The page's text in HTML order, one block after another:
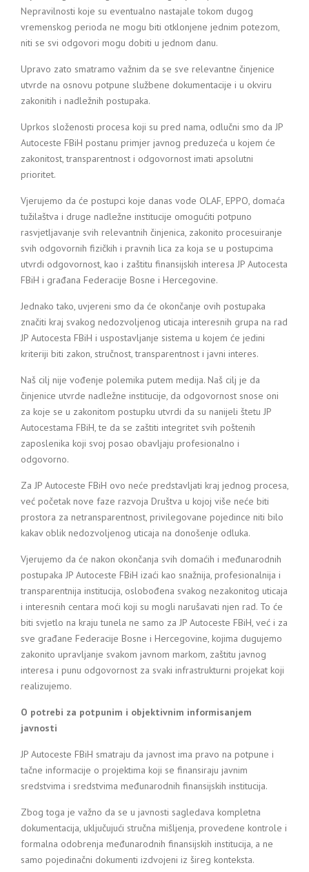
Nepravilnosti koje su eventualno nastajale tokom dugog
vremenskog perioda ne mogu biti otklonjene jednim potezom,
niti se svi odgovori mogu dobiti u jednom danu.
Upravo zato smatramo važnim da se sve relevantne činjenice
utvrde na osnovu potpune službene dokumentacije i u okviru
zakonitih i nadležnih postupaka.
Uprkos složenosti procesa koji su pred nama, odlučni smo da JP
Autoceste FBiH postanu primjer javnog preduzeća u kojem će
zakonitost, transparentnost i odgovornost imati apsolutni
prioritet.
Vjerujemo da će postupci koje danas vode OLAF, EPPO, domaća
tužilaštva i druge nadležne institucije omogućiti potpuno
rasvjetljavanje svih relevantnih činjenica, zakonito procesuiranje
svih odgovornih fizičkih i pravnih lica za koja se u postupcima
utvrdi odgovornost, kao i zaštitu finansijskih interesa JP Autocesta
FBiH i građana Federacije Bosne i Hercegovine.
Jednako tako, uvjereni smo da će okončanje ovih postupaka
značiti kraj svakog nedozvoljenog uticaja interesnih grupa na rad
JP Autocesta FBiH i uspostavljanje sistema u kojem će jedini
kriteriji biti zakon, stručnost, transparentnost i javni interes.
Naš cilj nije vođenje polemika putem medija. Naš cilj je da
činjenice utvrde nadležne institucije, da odgovornost snose oni
za koje se u zakonitom postupku utvrdi da su nanijeli štetu JP
Autocestama FBiH, te da se zaštiti integritet svih poštenih
zaposlenika koji svoj posao obavljaju profesionalno i
odgovorno.
Za JP Autoceste FBiH ovo neće predstavljati kraj jednog procesa,
već početak nove faze razvoja Društva u kojoj više neće biti
prostora za netransparentnost, privilegovane pojedince niti bilo
kakav oblik nedozvoljenog uticaja na donošenje odluka.
Vjerujemo da će nakon okončanja svih domaćih i međunarodnih
postupaka JP Autoceste FBiH izaći kao snažnija, profesionalnija i
transparentnija institucija, oslobođena svakog nezakonitog uticaja
i interesnih centara moći koji su mogli narušavati njen rad. To će
biti svjetlo na kraju tunela ne samo za JP Autoceste FBiH, već i za
sve građane Federacije Bosne i Hercegovine, kojima dugujemo
zakonito upravljanje svakom javnom markom, zaštitu javnog
interesa i punu odgovornost za svaki infrastrukturni projekat koji
realizujemo.
O potrebi za potpunim i objektivnim informisanjem
javnosti
JP Autoceste FBiH smatraju da javnost ima pravo na potpune i
tačne informacije o projektima koji se finansiraju javnim
sredstvima i sredstvima međunarodnih finansijskih institucija.
Zbog toga je važno da se u javnosti sagledava kompletna
dokumentacija, uključujući stručna mišljenja, provedene kontrole i
formalna odobrenja međunarodnih finansijskih institucija, a ne
samo pojedinačni dokumenti izdvojeni iz šireg konteksta.